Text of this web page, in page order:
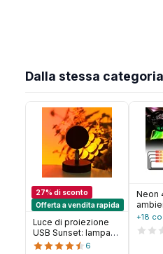
Dalla stessa categoria
27% di sconto
Offerta a vendita rapida
Luce di proiezione
USB Sunset: lampada
da parete e da
6
Neon
interni
Music
+18